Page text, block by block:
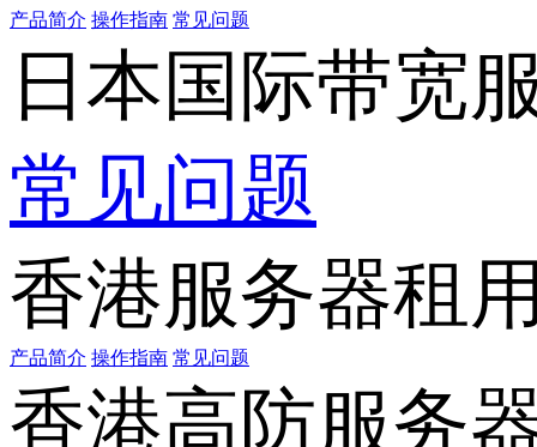
产品简介 操作指南 常见问题
日本国际带宽
常见问题
香港服务器租
产品简介 操作指南 常见问题
香港高防服务